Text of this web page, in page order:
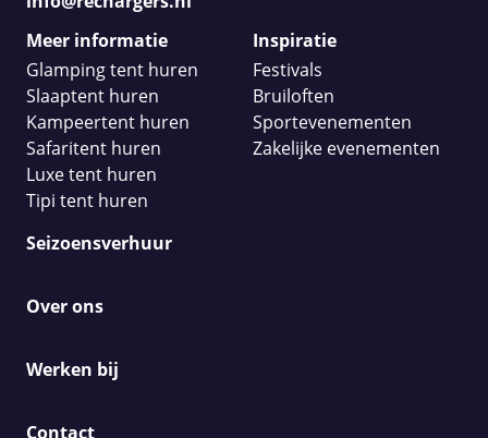
Meer informatie
Glamping tent huren
Slaaptent huren
Kampeertent huren
Safaritent huren
Luxe tent huren
Tipi tent huren
Inspiratie
Festivals
Bruiloften
Sportevenementen
Zakelijke evenementen
Seizoensverhuur
Over ons
Werken bij
Contact